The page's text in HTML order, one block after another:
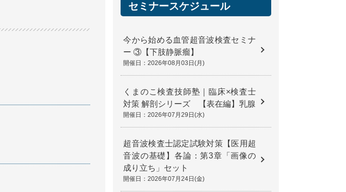
セミナースケジュール
今から始める血管超音波検査セミナ
ー ③【下肢静脈瘤】
開催日：2026年08月03日(月)
くまのこ検査技師塾｜臨床×検査士
対策 解剖シリーズ 【表在編】乳腺
開催日：2026年07月29日(水)
超音波検査士認定試験対策【医用超
音波の基礎】各論：第3章「画像の
成り立ち」セット
開催日：2026年07月24日(金)